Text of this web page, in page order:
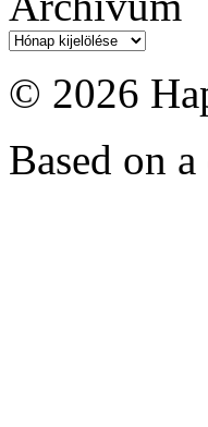
Archívum
© 2026
Based on